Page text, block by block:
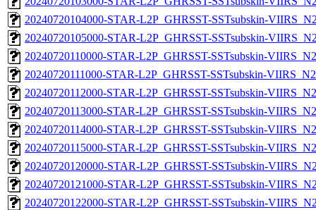
20240720104000-STAR-L2P_GHRSST-SSTsubskin-
20240720105000-STAR-L2P_GHRSST-SSTsubskin-
20240720110000-STAR-L2P_GHRSST-SSTsubskin-
20240720111000-STAR-L2P_GHRSST-SSTsubskin-
20240720112000-STAR-L2P_GHRSST-SSTsubskin-
20240720113000-STAR-L2P_GHRSST-SSTsubskin-
20240720114000-STAR-L2P_GHRSST-SSTsubskin-
20240720115000-STAR-L2P_GHRSST-SSTsubskin-
20240720120000-STAR-L2P_GHRSST-SSTsubskin-
20240720121000-STAR-L2P_GHRSST-SSTsubskin-
20240720122000-STAR-L2P_GHRSST-SSTsubskin-